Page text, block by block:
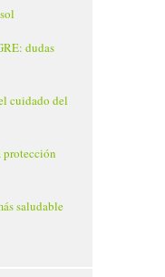
dudas
cuidado del
protección
saludable